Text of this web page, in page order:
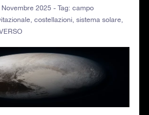
2025 - Tag: campo
costellazioni sistema solare